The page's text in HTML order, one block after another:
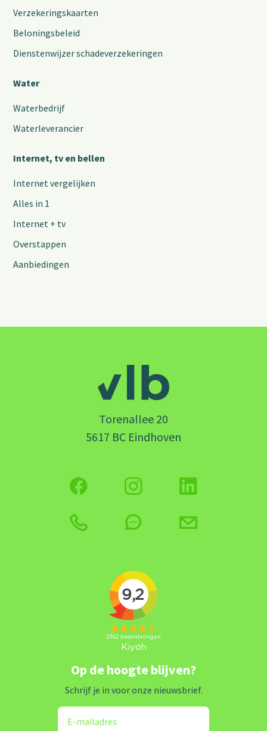
Verzekeringskaarten
Beloningsbeleid
Dienstenwijzer schadeverzekeringen
Water
Waterbedrijf
Waterleverancier
Internet, tv en bellen
Internet vergelijken
Alles in 1
Internet + tv
Overstappen
Aanbiedingen
Torenallee 20
5617 BC Eindhoven
Op de hoogte blijven?
Schrijf je in voor onze nieuwsbrief.